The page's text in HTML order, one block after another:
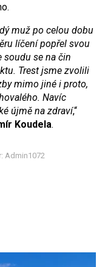
muž po celou dobu
líčení popřel svou
soudu se na čin
Trest jsme zvolili
mimo jiné i proto,
Navíc
újmě na zdraví,“
Koudela.
Admin1072